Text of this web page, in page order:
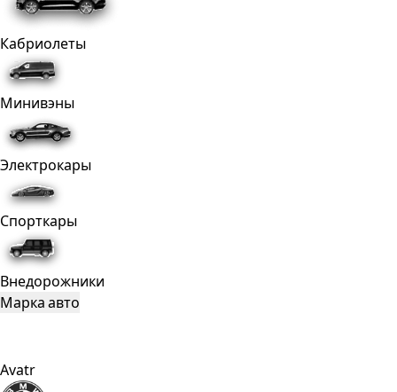
Кабриолеты
Минивэны
Электрокары
Спорткары
Внедорожники
Марка авто
Avatr